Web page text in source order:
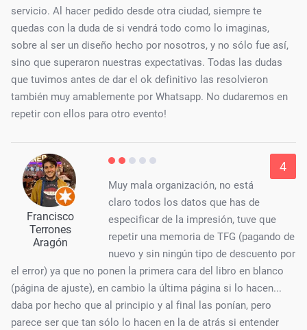
servicio. Al hacer pedido desde otra ciudad, siempre te
quedas con la duda de si vendrá todo como lo imaginas,
sobre al ser un diseño hecho por nosotros, y no sólo fue así,
sino que superaron nuestras expectativas. Todas las dudas
que tuvimos antes de dar el ok definitivo las resolvieron
también muy amablemente por Whatsapp. No dudaremos en
repetir con ellos para otro evento!
Francisco
Terrones
Aragón
4
Muy mala organización, no está
claro todos los datos que has de
especificar de la impresión, tuve que
repetir una memoria de TFG (pagando de
nuevo y sin ningún tipo de descuento por
el error) ya que no ponen la primera cara del libro en blanco
(página de ajuste), en cambio la última página si lo hacen...
daba por hecho que al principio y al final las ponían, pero
parece ser que tan sólo lo hacen en la de atrás si entender